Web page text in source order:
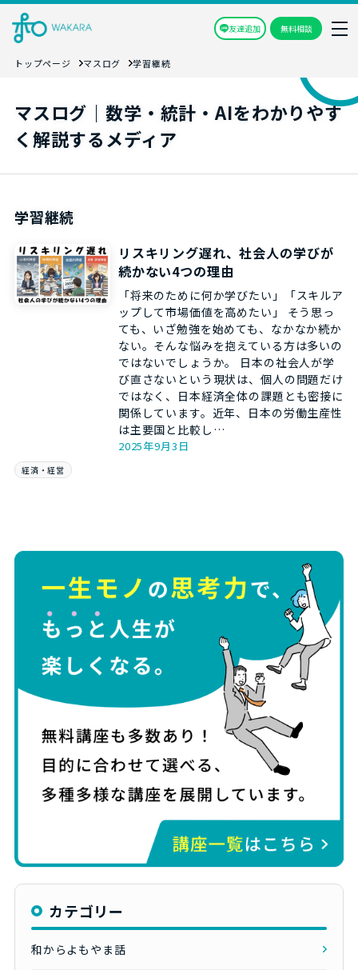
友達追加 無料相談
トップページ マスログ 学習継続
マスログ｜数学・統計・AIをわかりやす
く解説するメディア
学習継続
リスキリング遅れ、社会人の学びが
続かない4つの理由
「将来のために何か学びたい」「スキルア
ップして市場価値を高めたい」 そう思っ
ても、いざ勉強を始めても、なかなか続か
ない。そんな悩みを抱えている方は多いの
ではないでしょうか。 日本の社会人が学
び直さないという現状は、個人の問題だけ
ではなく、日本経済全体の課題とも密接に
関係しています。近年、日本の労働生産性
は主要国と比較し…
2025年9月3日
経済・経営
カテゴリー
和からよもやま話